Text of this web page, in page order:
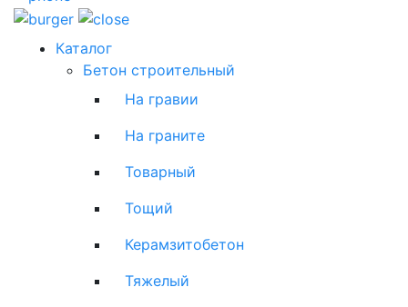
Каталог
Бетон строительный
На гравии
На граните
Товарный
Тощий
Керамзитобетон
Тяжелый